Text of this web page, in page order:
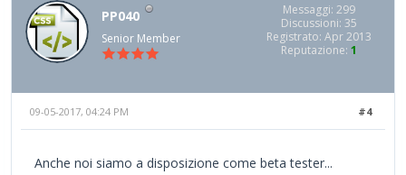
PP040
Senior Member
Messaggi: 299
Discussioni: 35
Registrato: Apr 2013
Reputazione: 1
#4
09-05-2017, 04:24 PM
Anche noi siamo a disposizione come beta tester...